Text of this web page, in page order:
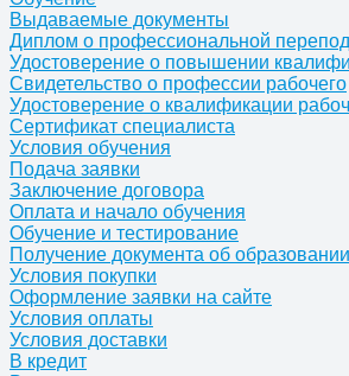
Выдаваемые документы
Диплом о профессиональной
Удостоверение о повышении
Свидетельство о профессии рабочего
Удостоверение о квалификации
Сертификат специалиста
Условия обучения
Подача заявки
Заключение договора
Оплата и начало обучения
Обучение и тестирование
Получение документа об образовании
Условия покупки
Оформление заявки на сайте
Условия оплаты
Условия доставки
В кредит